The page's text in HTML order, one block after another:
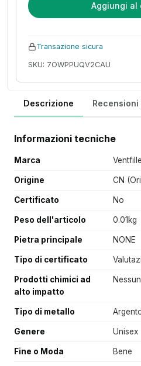
Aggiungi al
Transazione sicura
SKU: 7OWPPUQV2CAU
Descrizione Recensioni
Informazioni tecniche
Marca Ventfille
Origine CN
Certificato No
Peso dell'articolo 0.01kg
Pietra principale NONE
Tipo di certificato
Prodotti chimici ad
alto impatto
Tipo di metallo
Genere Unisex
Fine o Moda Bene